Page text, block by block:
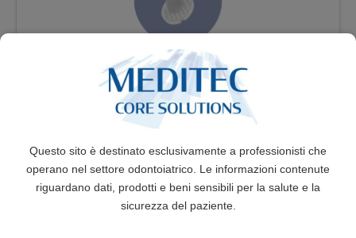
Questo sito è destinato esclusivamente a professionisti che
operano nel settore odontoiatrico. Le informazioni contenute
riguardano dati, prodotti e beni sensibili per la salute e la
sicurezza del paziente.
BOTTONI CON BRACCIO DI FORZA
CURVO ESTETICI
42,00€19,90€
SELEZIONA